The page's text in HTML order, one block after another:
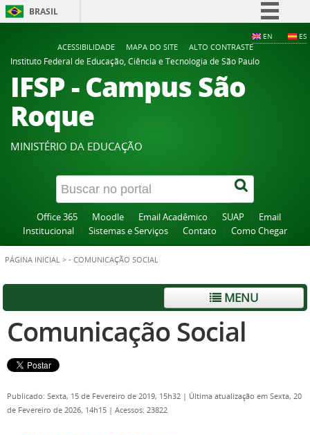
BRASIL
Comunica BR
Participe
Acesso à informação
EN ES
ACESSIBILIDADE MAPA DO SITE
ALTO CONTRASTE
Instituto Federal de Educação, Ciência e Tecnologia de São Paulo
IFSP - Campus São
Roque
MINISTÉRIO DA EDUCAÇÃO
Office 365 Moodle Email Acadêmico SUAP
Email
Institucional
Sistemas e Serviços Contato Como Chegar
PÁGINA INICIAL > - COMUNICAÇÃO SOCIAL
MENU
Comunicação Social
Publicado: Sexta, 15 de Fevereiro de 2019, 15h32 | Última atualização em Sexta, 20
de Fevereiro de 2026, 14h15 | Acessos: 23822